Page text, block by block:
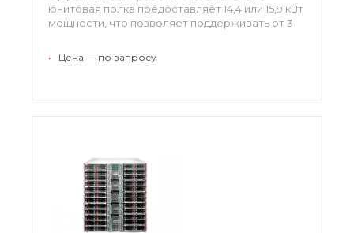
юнитовая полка предоставляет 14,4 или 15,9 кВт
мощности, что позволяет поддерживать от 3
• Цена — по запросу